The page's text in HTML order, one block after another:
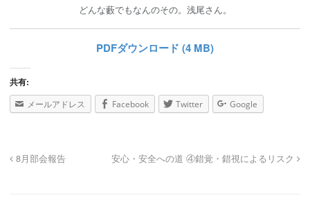
どんな藪でもなんのその。浅尾さん。
PDFダウンロード (4 MB)
共有:
メールアドレス Facebook Twitter Google
8月部会報告 安心・安全への道 ④錯覚・錯視によるリスク